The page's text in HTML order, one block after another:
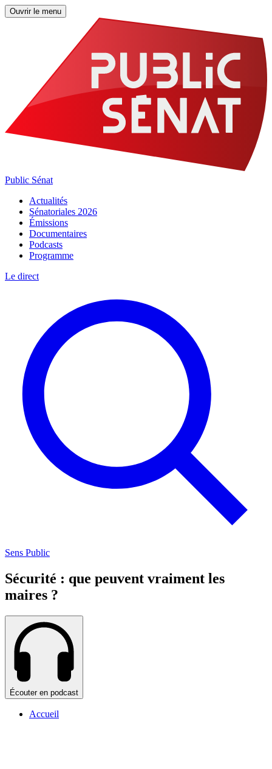
Ouvrir le menu
Public Sénat
Actualités
Sénatoriales 2026
Émissions
Documentaires
Podcasts
Programme
Le direct
Sens Public
Sécurité : que peuvent vraiment les
maires ?
Écouter en podcast
Accueil